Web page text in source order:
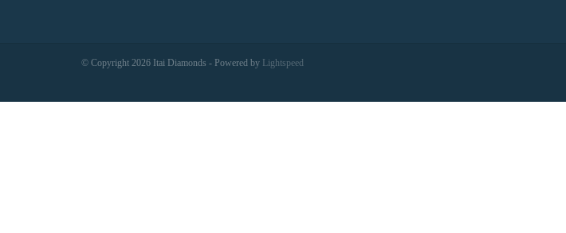
© Copyright 2026 Itai Diamonds - Powered by Lightspeed